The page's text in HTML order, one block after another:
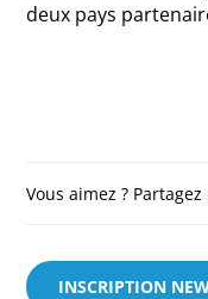
deux pays
Vous aimez ? Partagez
INSCRIPTION